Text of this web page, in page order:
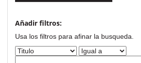
Añadir filtros:
Usa los filtros para afinar la busqueda.